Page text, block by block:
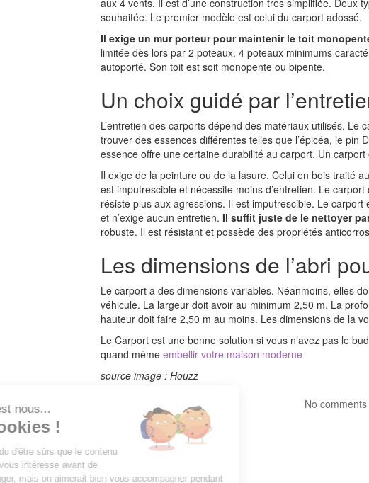
aux 4 vents. Il est d’une construction très simplifiée. Deux
souhaitée. Le premier modèle est celui du carport adossé.
Il exige un mur porteur pour maintenir le toit
limitée dès lors par 2 poteaux. 4 poteaux minimums
autoporté. Son toit est soit monopente ou bipente.
Un choix guidé par
L’entretien des carports dépend des matériaux utilisés. Le
trouver des essences différentes telles que l’épicéa, le
essence offre une certaine durabilité au carport. Un
Il exige de la peinture ou de la lasure. Celui en bois traité
est imputrescible et nécessite moins d’entretien. Le
résiste plus aux agressions. Il est imputrescible. Le
et n’exige aucun entretien. Il suffit juste de le nettoyer
robuste. Il est résistant et possède des propriétés
Les dimensions de l’abri
Le carport a des dimensions variables. Néanmoins, elles
véhicule. La largeur doit avoir au minimum 2,50 m. La
hauteur doit faire 2,50 m au moins. Les dimensions de la
Le Carport est une bonne solution si vous n’avez pas le
quand même embellir votre maison moderne
source image : Houzz
No
Salut c'est nous...
les Cookies !
On a attendu d'être sûrs que le contenu
de ce site vous intéresse avant de
vous déranger, mais on aimerait bien vous accompagner pendant